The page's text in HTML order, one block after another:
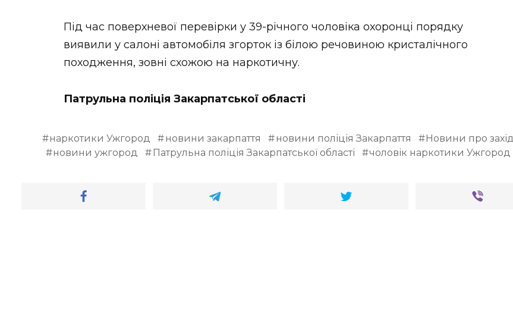
Під час поверхневої перевірки у 39-річного чоловіка охоронці порядку
виявили у салоні автомобіля згорток із білою речовиною кристалічного
походження, зовні схожою на наркотичну.
Патрульна поліція Закарпатської області
наркотики Ужгород новини закарпаття новини поліція Закарпаття
Новини про захід
новини ужгород
Патрульна поліція Закарпатської області чоловік наркотики Ужгород